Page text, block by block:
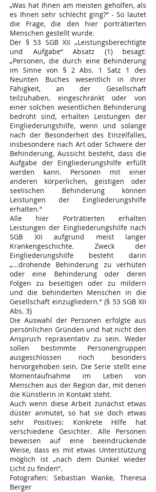
„Was hat Ihnen am meisten geholfen, als
es Ihnen sehr schlecht ging?“ - So lautet
die Frage, die den hier porträtierten
Menschen gestellt wurde.
Der § 53 SGB XII „Leistungsberechtigte
und Aufgabe“ Absatz (1) besagt:
„Personen, die durch eine Behinderung
im Sinne von § 2 Abs. 1 Satz 1 des
Neunten Buches wesentlich in ihrer
Fähigkeit, an der Gesellschaft
teilzuhaben, eingeschränkt oder von
einer solchen wesentlichen Behinderung
bedroht sind, erhalten Leistungen der
Eingliederungshilfe, wenn und solange
nach der Besonderheit des Einzelfalles,
insbesondere nach Art oder Schwere der
Behinderung, Aussicht besteht, dass die
Aufgabe der Eingliederungshilfe erfüllt
werden kann. Personen mit einer
anderen körperlichen, geistigen oder
seelischen Behinderung können
Leistungen der Eingliederungshilfe
erhalten.“
Alle hier Porträtierten erhalten
Leistungen der Eingliederungshilfe nach
SGB XII aufgrund meist langer
Krankengeschichte. Zweck der
Eingliederungshilfe besteht darin
„...drohende Behinderung zu verhüten
oder eine Behinderung oder deren
Folgen zu beseitigen oder zu mildern
und die behinderten Menschen in die
Gesellschaft einzugliedern.“ (§ 53 SGB XII
Abs. 3)
Die Auswahl der Personen erfolgte aus
persönlichen Gründen und hat nicht den
Anspruch repräsentativ zu sein. Weder
sollen bestimmte Personengruppen
ausgeschlossen noch besonders
hervorgehoben sein. Die Serie stellt eine
Momentaufnahme im Leben von
Menschen aus der Region dar, mit denen
die Künstlerin in Kontakt steht.
Auch wenn diese Arbeit zunächst etwas
düster anmutet, so hat sie doch etwas
sehr Positives: Konkrete Hilfe hat
verschiedene Gesichter. Alle Personen
beweisen auf eine beeindruckende
Weise, dass es mit etwas Unterstützung
möglich ist „nach dem Dunkel wieder
Licht zu finden“.
Fotografien: Sebastian Wanke, Theresa
Berger